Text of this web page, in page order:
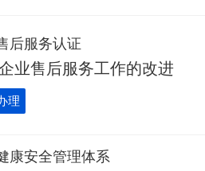
后服务认证
业售后服务工作的改进
理
康安全管理体系